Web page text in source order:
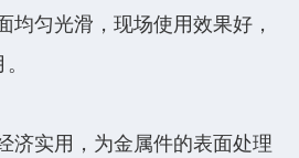
均匀光滑，现场使用效果好，
济实用，为金属件的表面处理